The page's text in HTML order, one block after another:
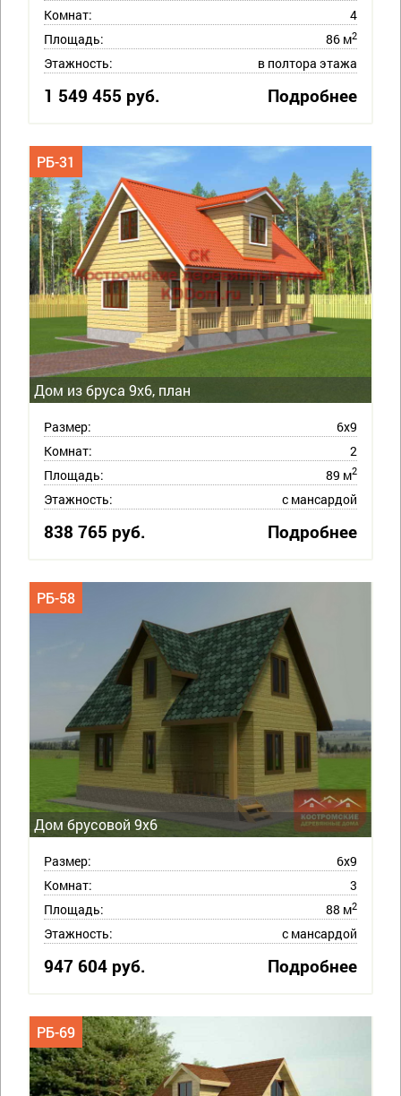
Комнат:
4
Площадь:
86 м2
Этажность: в полтора этажа
1 549 455 руб. Подробнее
Дом из бруса 9х6, план
РБ-31
Размер:
6х9
Комнат:
2
Площадь:
89 м2
Этажность: с мансардой
838 765 руб. Подробнее
Дом брусовой 9х6
РБ-58
Размер:
6х9
Комнат:
3
Площадь:
88 м2
Этажность: с мансардой
947 604 руб. Подробнее
РБ-69